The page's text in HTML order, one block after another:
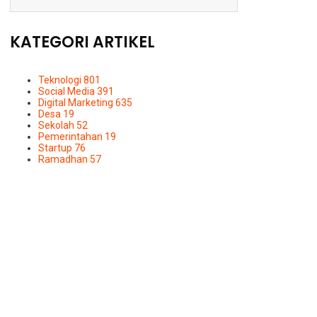
KATEGORI ARTIKEL
Teknologi 801
Social Media 391
Digital Marketing 635
Desa 19
Sekolah 52
Pemerintahan 19
Startup 76
Ramadhan 57